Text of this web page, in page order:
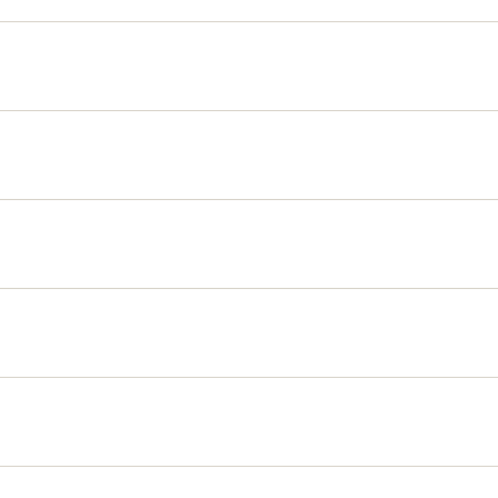
Beraten lassen
besonders wichtig.